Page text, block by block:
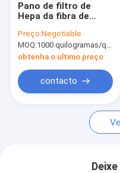
Pano de filtro de
Hepa da fibra de
papel do alcaloide
Preço:Negotiable
MOQ:1000 quilogramas/quilogramas (Mínimo Ordem)
obtenha o ultimo preço
contacto